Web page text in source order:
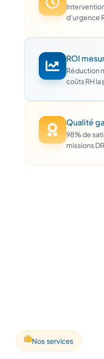
d’urgence
ROI
Réduction
coûts RH
Qualité
98% de
missions
Nos services